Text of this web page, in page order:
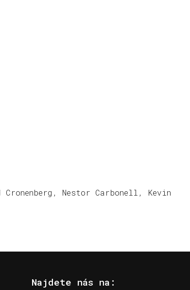
Cronenberg, Nestor Carbonell, Kevin
Najdete nás na: